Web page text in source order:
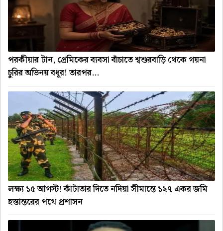
পরকীয়ার টান, প্রেমিকের ব্যবসা বাঁচাতে শ্বশুরবাড়ি থেকে গয়না
চুরির অভিনয় বধূর! তারপর...
লক্ষ্য ১৫ আগস্ট! কাঁটাতার দিতে নদিয়া সীমান্তে ১২৭ একর জমি
হস্তান্তরের পথে প্রশাসন